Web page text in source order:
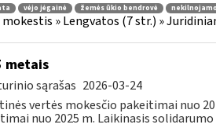
vėjo jėgainė žemės ūkio bendrovė
» Lengvatos (7 str.) »
metais
sąrašas 2026-03-24
vertės mokesčio pakeitimai nuo
nuo 2025 m. Laikinasis